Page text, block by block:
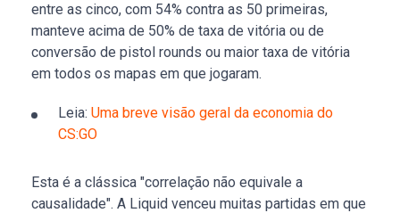
entre as cinco, com 54% contra as 50 primeiras,
manteve acima de 50% de taxa de vitória ou de
conversão de pistol rounds ou maior taxa de vitória
em todos os mapas em que jogaram.
Leia: Uma breve visão geral da economia do
CS:GO
Esta é a clássica "correlação não equivale a
causalidade". A Liquid venceu muitas partidas em que